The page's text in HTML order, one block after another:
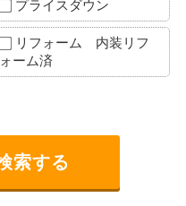
プライスダウン
リフォーム 内装リフ
ォーム済